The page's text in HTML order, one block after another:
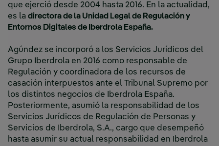
que ejerció desde 2004 hasta 2016. En la actualidad,
es la directora de la Unidad Legal de Regulación y
Entornos Digitales de Iberdrola España.
Agúndez se incorporó a los Servicios Jurídicos del
Grupo Iberdrola en 2016 como responsable de
Regulación y coordinadora de los recursos de
casación interpuestos ante el Tribunal Supremo por
los distintos negocios de Iberdrola España.
Posteriormente, asumió la responsabilidad de los
Servicios Jurídicos de Regulación de Personas y
Servicios de Iberdrola, S.A., cargo que desempeñó
hasta asumir su actual responsabilidad en Iberdrola